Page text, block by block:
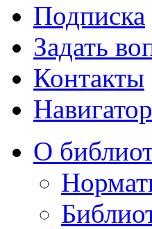
Подписка
Задать
Контакты
О